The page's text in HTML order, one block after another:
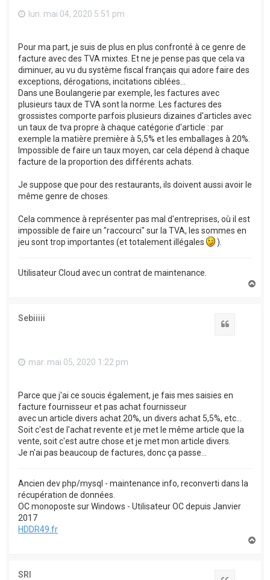
lun. mai 04, 2020 5:51 pm
Pour ma part, je suis de plus en plus confronté à ce genre de
facture avec des TVA mixtes. Et ne je pense pas que cela va
diminuer, au vu du système fiscal français qui adore faire des
exceptions, dérogations, incitations ciblées...
Dans une Boulangerie par exemple, les factures avec
plusieurs taux de TVA sont la norme. Les factures des
grossistes comporte parfois plusieurs dizaines d'articles avec
un taux de tva propre à chaque catégorie d'article : par
exemple la matière première à 5,5% et les emballages à 20%.
Impossible de faire un taux moyen, car cela dépend à chaque
facture de la proportion des différents achats.
Je suppose que pour des restaurants, ils doivent aussi avoir le
même genre de choses.
Cela commence à représenter pas mal d'entreprises, où il est
impossible de faire un "raccourci" sur la TVA, les sommes en
jeu sont trop importantes (et totalement illégales
).
Utilisateur Cloud avec un contrat de maintenance.
Sebiiiii
mar. mai 05, 2020 1:22 pm
Parce que j'ai ce soucis également, je fais mes saisies en
facture fournisseur et pas achat fournisseur
avec un article divers achat 20%, un divers achat 5,5%, etc...
Soit c'est de l'achat revente et je met le même article que la
vente, soit c'est autre chose et je met mon article divers.
Je n'ai pas beaucoup de factures, donc ça passe...
Ancien dev php/mysql - maintenance info, reconverti dans la
récupération de données.
OC monoposte sur Windows - Utilisateur OC depuis Janvier
2017
HDDR49.fr
SRI